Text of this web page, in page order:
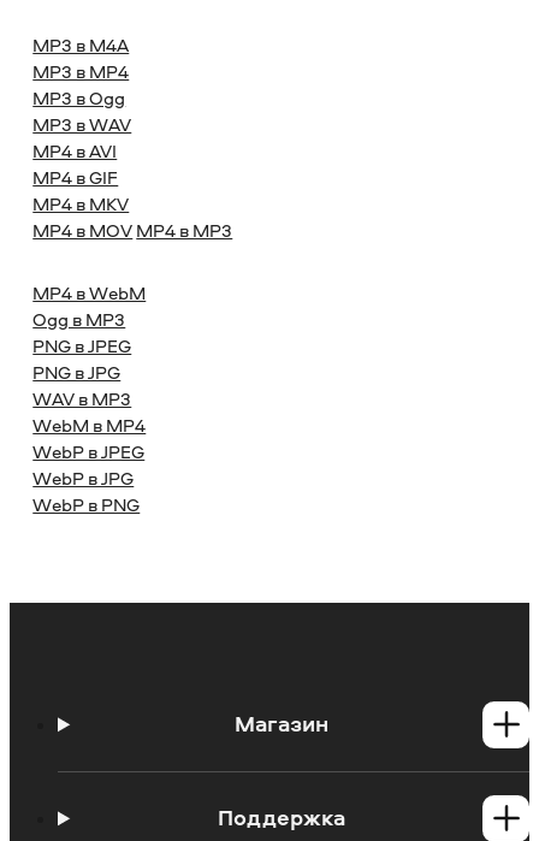
MP3 в M4A
MP3 в MP4
MP3 в Ogg
MP3 в WAV
MP4 в AVI
MP4 в GIF
MP4 в MKV
MP4 в MOVMP4 в MP3
MP4 в WebM
Ogg в MP3
PNG в JPEG
PNG в JPG
WAV в MP3
WebM в MP4
WebP в JPEG
WebP в JPG
WebP в PNG
Магазин
Программы для MacПоддержка